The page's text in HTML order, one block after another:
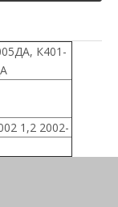
К401-
1,2 2002-